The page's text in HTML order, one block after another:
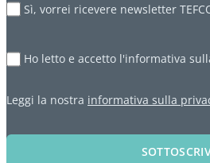
Sì, vorrei ricevere newsletter
Ho letto e accetto l'informativa
Leggi la nostra informativa sulla